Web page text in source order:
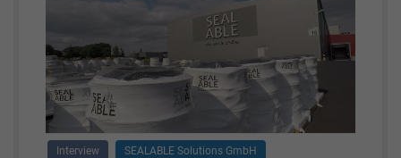
Interview SEALABLE Solutions GmbH